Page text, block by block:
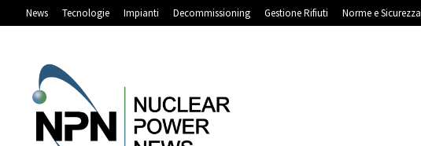
News Tecnologie Impianti Decommissioning Gestione Rifiuti Norme e Sicurezza